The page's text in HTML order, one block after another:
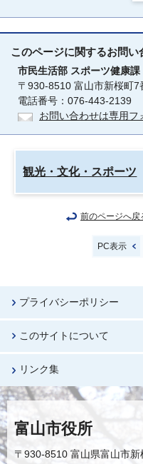
このページに関するお問い
市民生活部 スポーツ健康課
〒930-8510 富山市新桜町7
電話番号：076-443-2139
お問い合わせは専用フ
観光・文化・スポーツ
前のページへ戻
PC表示
プライバシーポリシー
このサイトについて
リンク集
富山市役所
〒930-8510 富山県富山市